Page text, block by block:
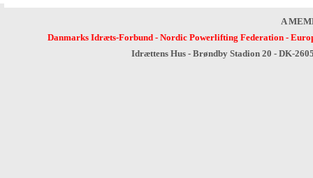
A
Danmarks Idræts-Forbund- Nordic Powerlifting Federation-
Idrættens Hus - Brøndby Stadion 20 - DK-